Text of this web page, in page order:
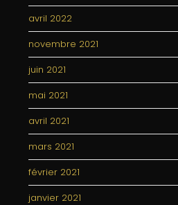
avril 2022
novembre 2021
juin 2021
mai 2021
avril 2021
mars 2021
février 2021
janvier 2021